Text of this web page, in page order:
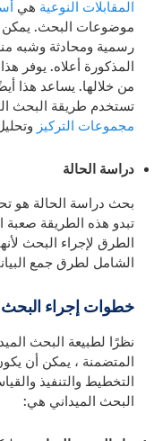
المقابلات النوعية هي
موضوعات البحث. يمكن
رسمية ومحادثة وشبه
المذكورة أعلاه. يوفر
من خلالها. يساعد هذا
تستخدم طريقة البحث
مجموعات التركيز
دراسة الحالة
بحث دراسة الحالة هو
تبدو هذه الطريقة
الطرق لإجراء البحث
الشامل لطرق جمع
خطوات إجراء البحث
نظرًا لطبيعة البحث
المتضمنة ، يمكن أن
التخطيط والتنفيذ
البحث الميداني هي: